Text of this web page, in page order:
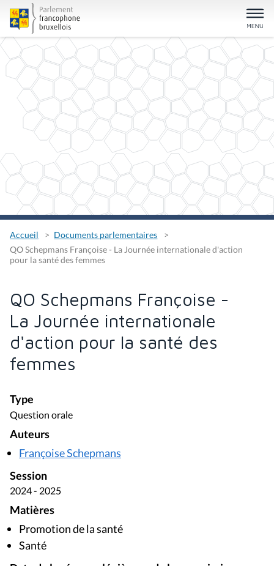
Accueil
Documents parlementaires
QO Schepmans Françoise - La Journée internationale d'action
pour la santé des femmes
QO Schepmans Françoise -
La Journée internationale
d'action pour la santé des
femmes
Type
Question orale
Auteurs
Françoise Schepmans
Session
2024 - 2025
Matières
Promotion de la santé
Santé